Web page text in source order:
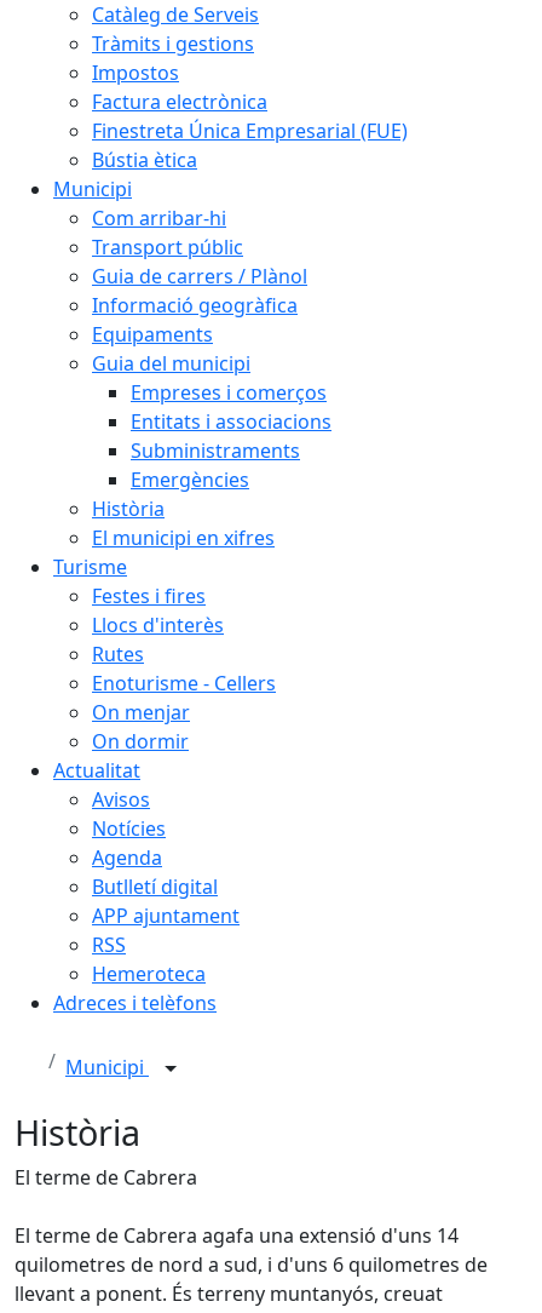
Catàleg de Serveis
Tràmits i gestions
Impostos
Factura electrònica
Finestreta Única Empresarial (FUE)
Bústia ètica
Municipi
Com arribar-hi
Transport públic
Guia de carrers / Plànol
Informació geogràfica
Equipaments
Guia del municipi
Empreses i comerços
Entitats i associacions
Subministraments
Emergències
Història
El municipi en xifres
Turisme
Festes i fires
Llocs d'interès
Rutes
Enoturisme - Cellers
On menjar
On dormir
Actualitat
Avisos
Notícies
Agenda
Butlletí digital
APP ajuntament
RSS
Hemeroteca
Adreces i telèfons
Municipi
Història
El terme de Cabrera
El terme de Cabrera agafa una extensió d'uns 14
quilometres de nord a sud, i d'uns 6 quilometres de
llevant a ponent. És terreny muntanyós, creuat